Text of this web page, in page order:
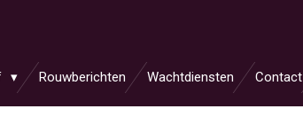
Rouwberichten Wachtdiensten Contact